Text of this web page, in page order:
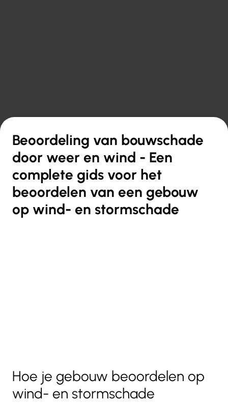
Beoordeling van bouwschade
door weer en wind - Een
complete gids voor het
beoordelen van een gebouw
op wind- en stormschade
Hoe je gebouw beoordelen op
wind- en stormschade